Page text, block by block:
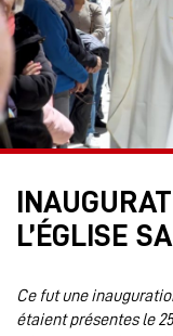
L’ÉGLISE
Ce fut une
étaient présentes le